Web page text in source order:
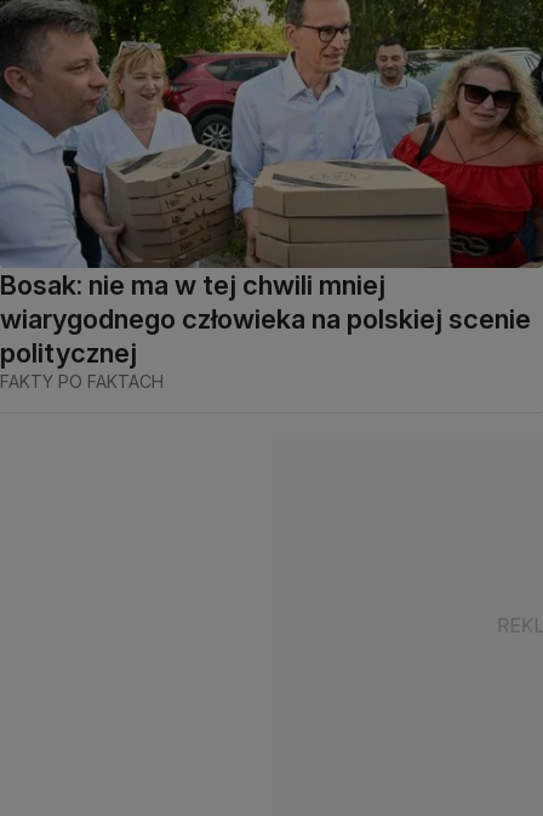
Bosak: nie ma w tej chwili mniej
wiarygodnego człowieka na polskiej scenie
politycznej
FAKTY PO FAKTACH